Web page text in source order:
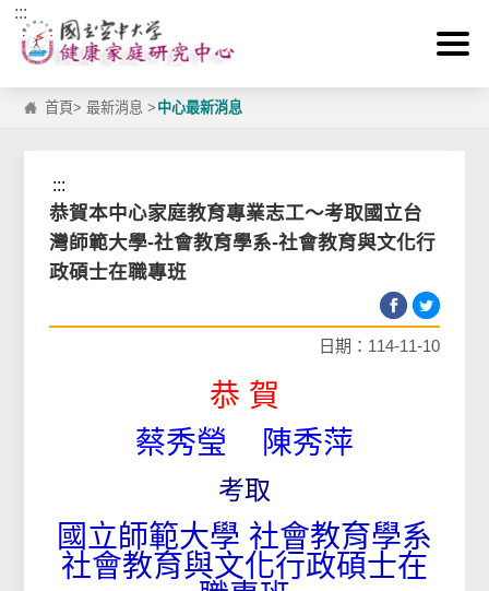
跳到主要內容區塊
:::
首頁>最新消息 > 中心最新消息
:::
恭賀本中心家庭教育專業志工～考取國立台
灣師範大學-社會教育學系-社會教育與文化行
政碩士在職專班
日期：114-11-10
恭 賀
蔡秀瑩 陳秀萍
考取
國立師範大學 社會教育學系
社會教育與文化行政碩士在